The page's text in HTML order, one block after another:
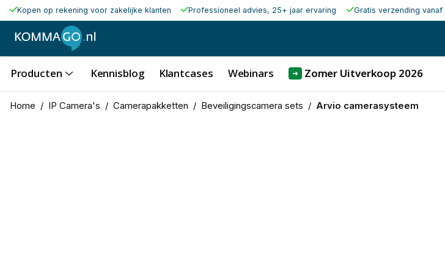
Kopen op rekening voor zakelijke klanten Professioneel advies, 25+ jaar ervaring Gratis verzending vanaf
Producten Kennisblog Klantcases Webinars ➜ Zomer Uitverkoop 2026
Home / IP Camera's / Camerapakketten / Beveiligingscamera sets / Arvio camerasysteem
€ 492,35